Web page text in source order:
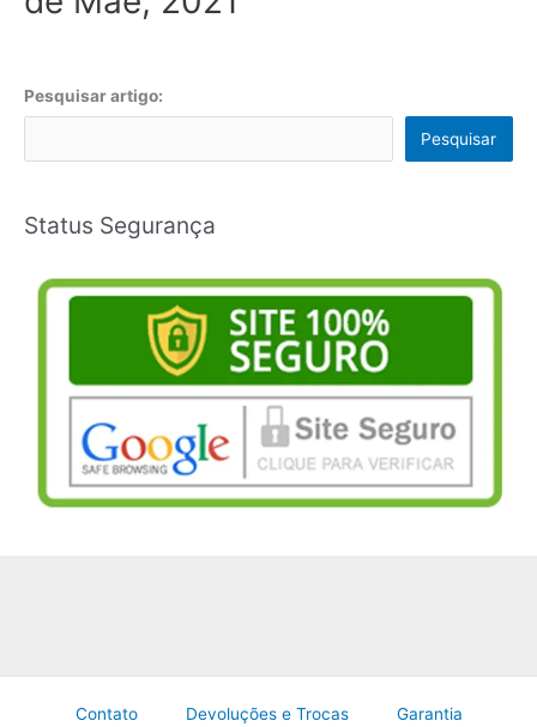
Pesquisar artigo:
Pesquisar
Status Segurança
Contato Devoluções e Trocas Garantia